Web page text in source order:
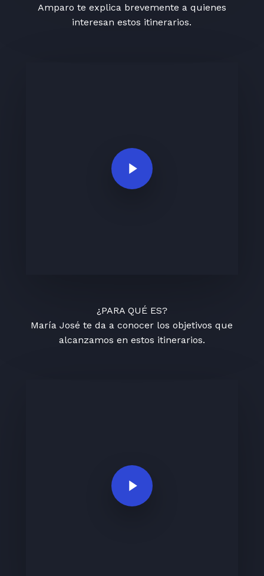
Amparo te explica brevemente a quienes
interesan estos itinerarios.
Play Video
¿PARA QUÉ ES?
María José te da a conocer los objetivos que
alcanzamos en estos itinerarios.
Play Video